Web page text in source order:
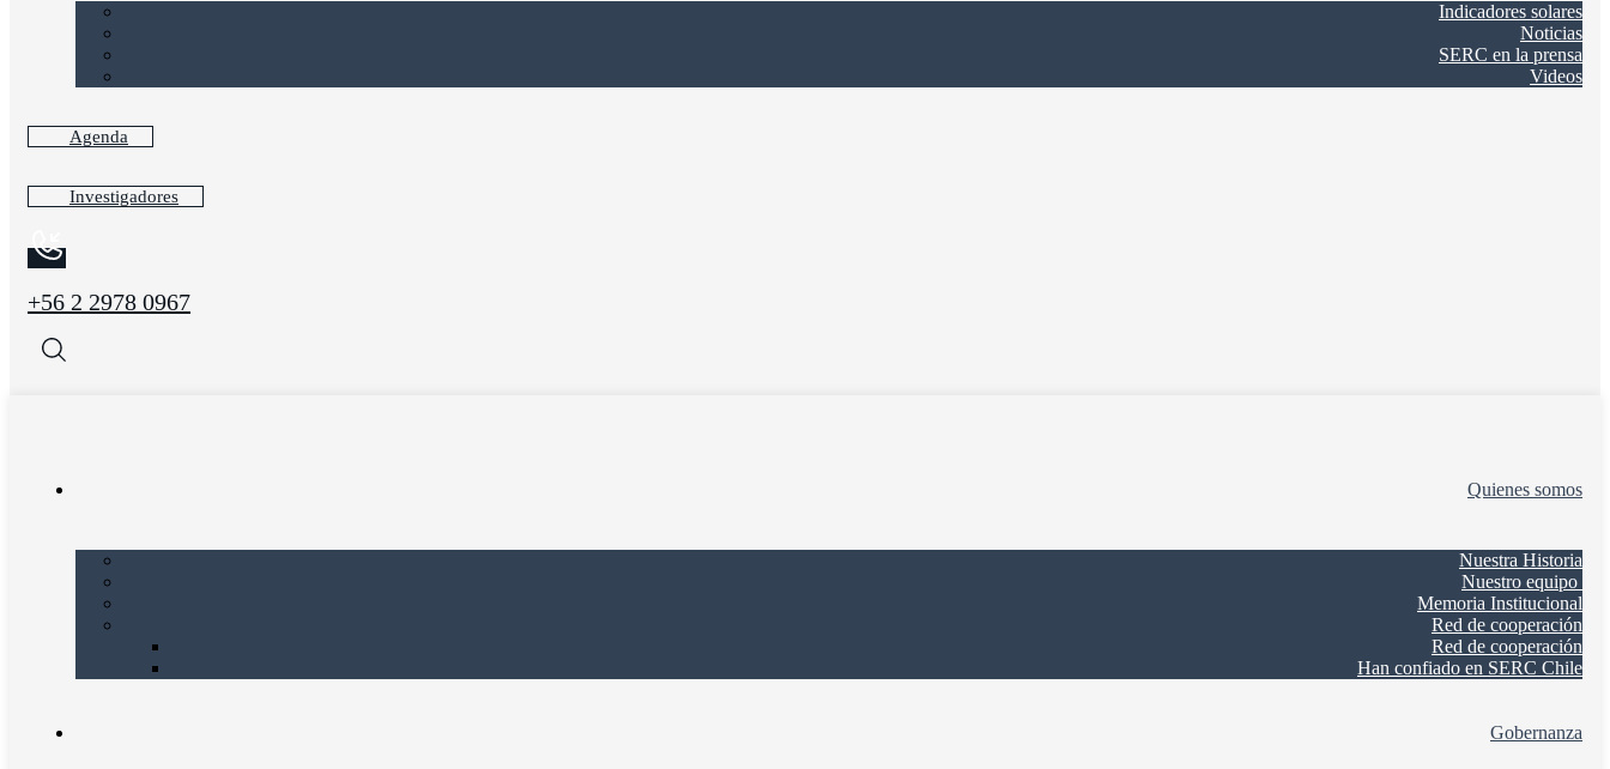
Indicadores solares
Noticias
SERC en la prensa
Videos
Agenda
Investigadores
+56 2 2978 0967
Quienes somos
Nuestra Historia
Nuestro equipo
Memoria Institucional
Red de cooperación
Red de cooperación
Han confiado en SERC Chile
Gobernanza